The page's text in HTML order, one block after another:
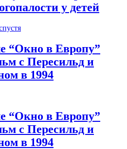
у детей
“Окно в Европу”
с Пересильд и
в 1994
“Окно в Европу”
с Пересильд и
в 1994